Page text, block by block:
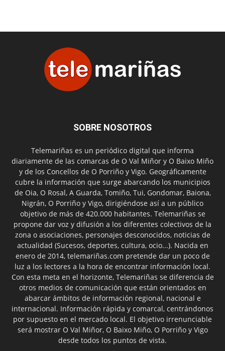
SOBRE NOSOTROS
Telemariñas es un periódico digital que informa
diariamente de las comarcas de O Val Miñor y O Baixo Miño
y de los Concellos de O Porriño y Vigo. Geográficamente
cubre la información que surge abarcando los municipios
de Oia, O Rosal, A Guarda, Tomiño, Tui, Gondomar, Baiona,
Nigrán, O Porriño y Vigo, dirigiéndose así a un público
objetivo de más de 420.000 habitantes. Telemariñas se
propone dar voz y difusión a los diferentes colectivos de la
zona o asociaciones, personajes desconocidos, noticias de
actualidad (Sucesos, deportes, cultura, ocio...). Nacida en
enero de 2014, telemariñas.com pretende dar un poco de
luz a los lectores a la hora de encontrar información local.
Con esta meta en el horizonte, Telemariñas se diferencia de
otros medios de comunicación que están orientados en
abarcar ámbitos de información regional, nacional e
internacional. Información rápida y comarcal, centrándonos
por supuesto en el mercado local. El objetivo irrenunciable
será mostrar O Val Miñor, O Baixo Miño, O Porriño y Vigo
desde todos los puntos de vista.